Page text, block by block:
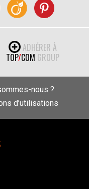
ADHÉRER À
TOP/COM GROUP
nous ?
d’utilisations